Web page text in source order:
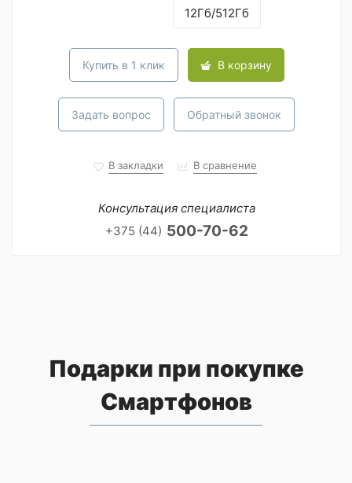
12Гб/512Гб
Купить в 1 клик В корзину
Задать вопрос Обратный звонок
В закладки В сравнение
Консультация специалиста
+375 (44) 500-70-62
Подарки при покупке
Смартфонов